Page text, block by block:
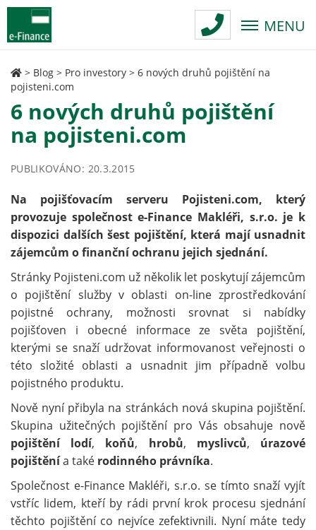
MENU
> Blog > Pro investory > 6 nových druhů pojištění na
pojisteni.com
6 nových druhů pojištění
na pojisteni.com
PUBLIKOVÁNO: 20.3.2015
Na pojišťovacím serveru Pojisteni.com, který
provozuje společnost e-Finance Makléři, s.r.o. je k
dispozici dalších šest pojištění, která mají usnadnit
zájemcům o finanční ochranu jejich sjednání.
Stránky Pojisteni.com už několik let poskytují zájemcům
o pojištění služby v oblasti on-line zprostředkování
pojistné ochrany, možnosti srovnat si nabídky
pojišťoven i obecné informace ze světa pojištění,
kterými se snaží udržovat informovanost veřejnosti o
této složité oblasti a usnadnit jim případně volbu
pojistného produktu.
Nově nyní přibyla na stránkách nová skupina pojištění.
Skupina užitečných pojištění pro Vás obsahuje nově
pojištění lodí, koňů, hrobů, myslivců, úrazové
pojištěnía také rodinného právníka.
Společnost e-Finance Makléři, s.r.o. se tímto snaží vyjít
vstříc lidem, kteří by rádi první krok procesu sjednání
těchto pojištění co nejvíce zefektivnili. Nyní máte tedy